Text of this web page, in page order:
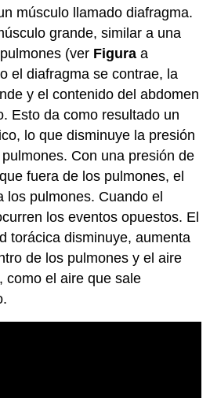
músculo llamado diafragma.
grande, similar a una
(ver Figura a
el diafragma se contrae, la
y el contenido del abdomen
Esto da como resultado un
lo que disminuye la presión
Con una presión de
fuera de los pulmones, el
los pulmones. Cuando el
los eventos opuestos. El
torácica disminuye, aumenta
de los pulmones y el aire
como el aire que sale